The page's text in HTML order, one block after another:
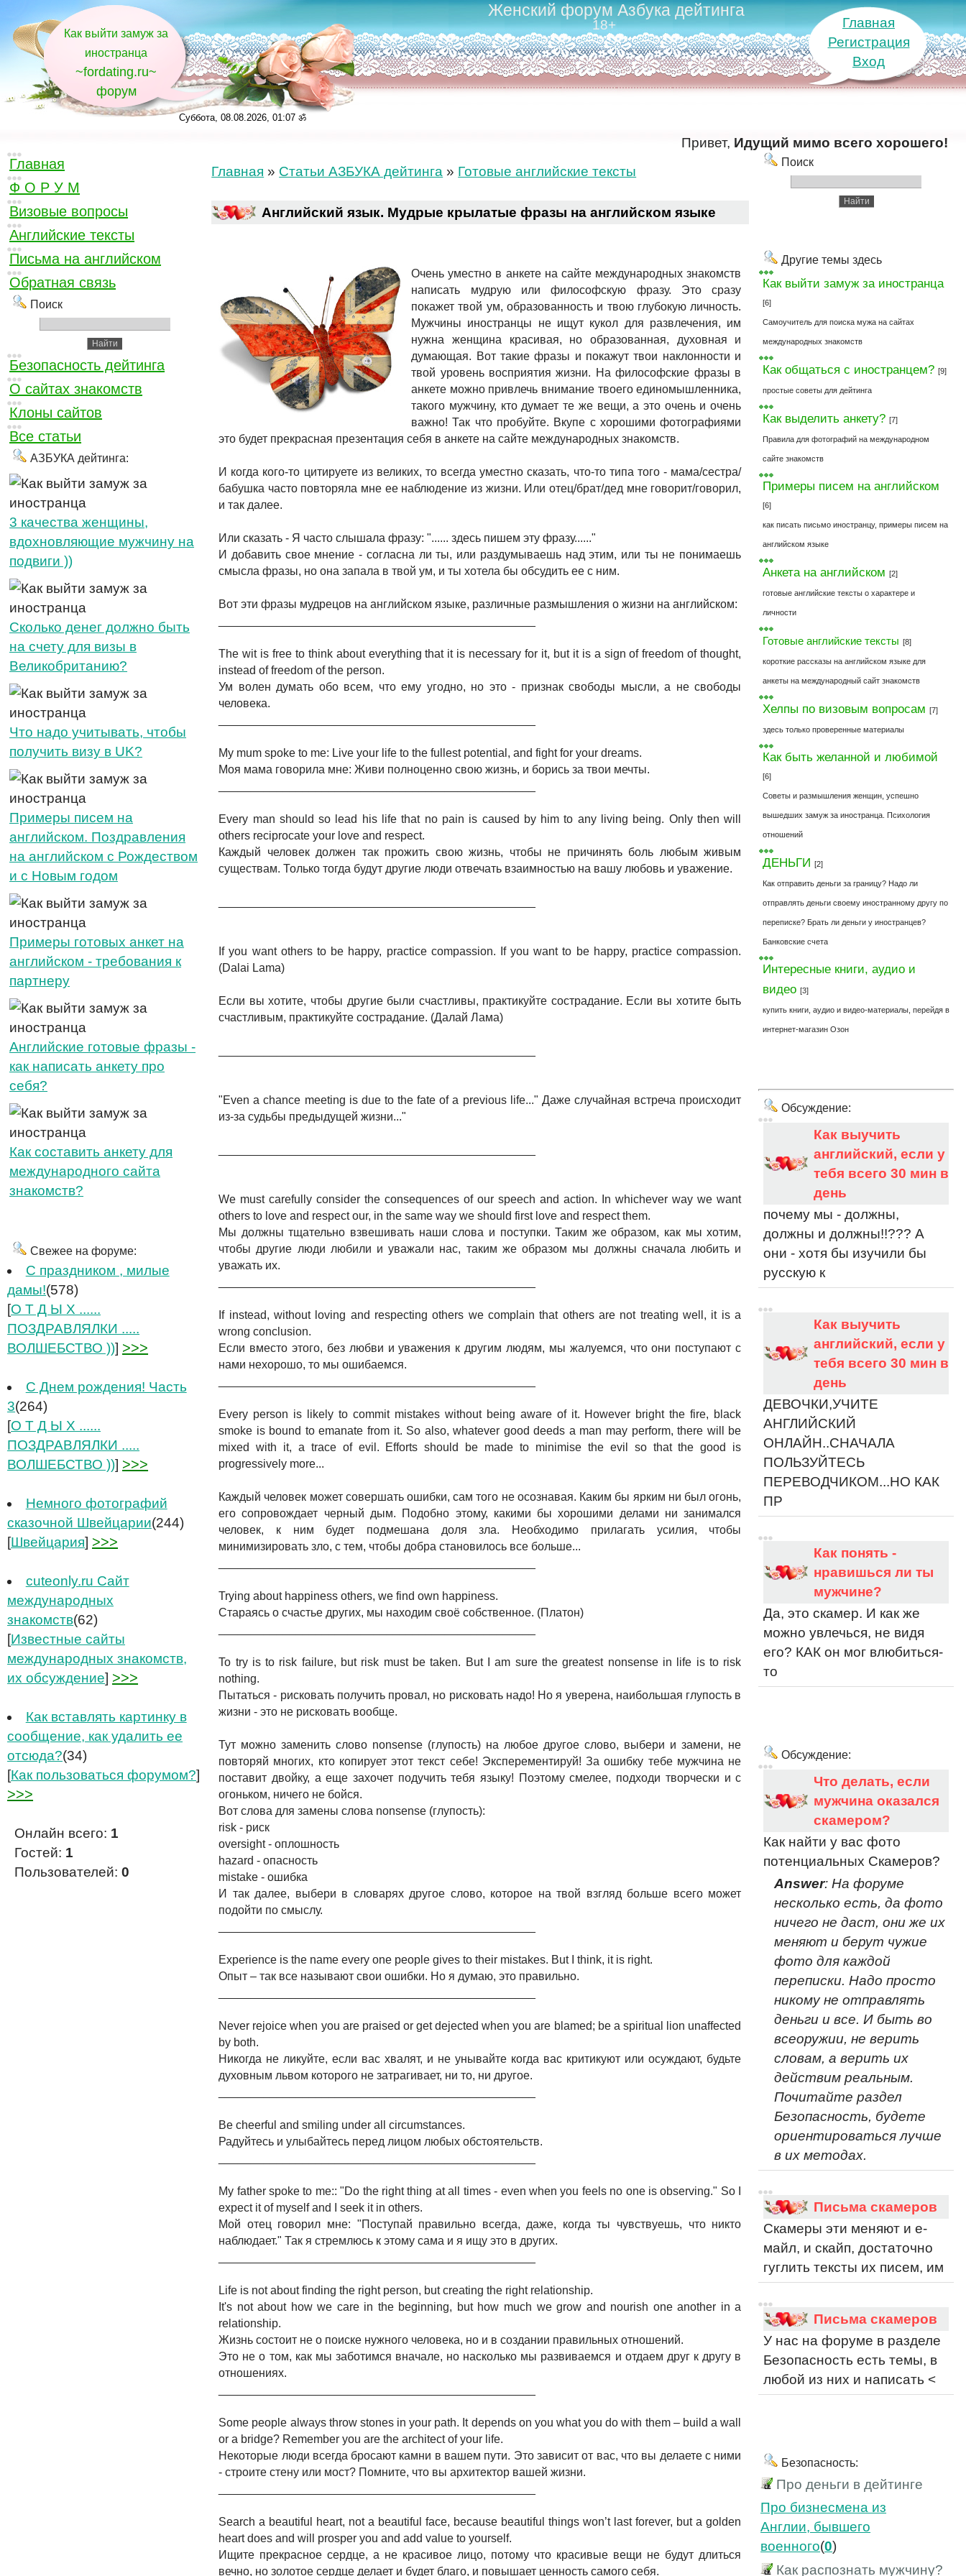
18+
Как выйти замуж за
иностранца
~fordating.ru~
форум
Женский форум Азбука дейтинга
Суббота, 08.08.2026, 01:07 ॐ
Главная
Регистрация
Вход
Привет, Идущий мимо всего хорошего!
Главная
Ф О Р У М
Визовые вопросы
Английские тексты
Письма на английском
Обратная связь
Поиск
Безопасность дейтинга
О сайтах знакомств
Клоны сайтов
Все статьи
АЗБУКА дейтинга:
3 качества женщины,
вдохновляющие мужчину на
подвиги ))
Cколько денег должно быть
на счету для визы в
Великобританию?
Что надо учитывать, чтобы
получить визу в UK?
Примеры писем на
английском. Поздравления
на английском с Рождеством
и с Новым годом
Примеры готовых анкет на
английском - требования к
партнеру
Английские готовые фразы -
как написать анкету про
себя?
Как составить анкету для
международного сайта
знакомств?
Свежее на форуме:
C праздником , милые
дамы!(578)
[О Т Д Ы Х ......
ПОЗДРАВЛЯЛКИ .....
ВОЛШЕБСТВО ))] >>>
С Днем рождения! Часть
3(264)
[О Т Д Ы Х ......
ПОЗДРАВЛЯЛКИ .....
ВОЛШЕБСТВО ))] >>>
Немного фотографий
сказочной Швейцарии(244)
[Швейцария] >>>
cuteonly.ru Сайт
международных
знакомств(62)
[Известные сайты
международных знакомств,
их обсуждение] >>>
Как вставлять картинку в
сообщение, как удалить ее
отсюда?(34)
[Как пользоваться форумом?]
>>>
Онлайн всего: 1
Гостей: 1
Пользователей:0
Главная » Статьи АЗБУКА дейтинга » Готовые английские тексты
Английский язык. Мудрые крылатые фразы на английском языке
Очень уместно в анкете на сайте международных знакомств
написать мудрую или философскую фразу. Это сразу
покажет твой ум, образованность и твою глубокую личность.
Мужчины иностранцы не ищут кукол для развлечения, им
нужна женщина красивая, но образованная, духовная и
думающая. Вот такие фразы и покажут твои наклонности и
твой уровень восприятия жизни. На философские фразы в
анкете можно привлечь внимание твоего единомышленника,
такого мужчину, кто думает те же вещи, а это очень и очень
важно! Так что пробуйте. Вкупе с хорошими фотографиями
это будет прекрасная презентация себя в анкете на сайте международных знакомств.
И когда кого-то цитируете из великих, то всегда уместно сказать, что-то типа того - мама/сестра/
бабушка часто повторяла мне ее наблюдение из жизни. Или отец/брат/дед мне говорит/говорил,
и так далее.
Или сказать - Я часто слышала фразу: "...... здесь пишем эту фразу......"
И добавить свое мнение - согласна ли ты, или раздумываешь над этим, или ты не понимаешь
смысла фразы, но она запала в твой ум, и ты хотела бы обсудить ее с ним.
Вот эти фразы мудрецов на английском языке, различные размышления о жизни на английском:
The wit is free to think about everything that it is necessary for it, but it is a sign of freedom of thought,
instead of freedom of the person.
Ум волен думать обо всем, что ему угодно, но это - признак свободы мысли, а не свободы
человека.
My mum spoke to me: Live your life to the fullest potential, and fight for your dreams.
Моя мама говорила мне: Живи полноценно свою жизнь, и борись за твои мечты.
Every man should so lead his life that no pain is caused by him to any living being. Only then will
others reciprocate your love and respect.
Каждый человек должен так прожить свою жизнь, чтобы не причинять боль любым живым
существам. Только тогда будут другие люди отвечать взаимностью на вашу любовь и уважение.
If you want others to be happy, practice compassion. If you want to be happy, practice compassion.
(Dalai Lama)
Если вы хотите, чтобы другие были счастливы, практикуйте сострадание. Если вы хотите быть
счастливым, практикуйте сострадание. (Далай Лама)
"Even a chance meeting is due to the fate of a previous life..." Даже случайная встреча происходит
из-за судьбы предыдущей жизни..."
We must carefully consider the consequences of our speech and action. In whichever way we want
others to love and respect our, in the same way we should first love and respect them.
Мы должны тщательно взвешивать наши слова и поступки. Таким же образом, как мы хотим,
чтобы другие люди любили и уважали нас, таким же образом мы должны сначала любить и
уважать их.
If instead, without loving and respecting others we complain that others are not treating well, it is a
wrong conclusion.
Если вместо этого, без любви и уважения к другим людям, мы жалуемся, что они поступают с
нами нехорошо, то мы ошибаемся.
Every person is likely to commit mistakes without being aware of it. However bright the fire, black
smoke is bound to emanate from it. So also, whatever good deeds a man may perform, there will be
mixed with it, a trace of evil. Efforts should be made to minimise the evil so that the good is
progressively more...
Каждый человек может совершать ошибки, сам того не осознавая. Каким бы ярким ни был огонь,
его сопровождает черный дым. Подобно этому, какими бы хорошими делами ни занимался
человек, к ним будет подмешана доля зла. Необходимо прилагать усилия, чтобы
минимизировать зло, с тем, чтобы добра становилось все больше...
Trying about happiness others, we find own happiness.
Стараясь о счастье других, мы находим своё собственное. (Платон)
To try is to risk failure, but risk must be taken. But I am sure the greatest nonsense in life is to risk
nothing.
Пытаться - рисковать получить провал, но рисковать надо! Но я уверена, наибольшая глупость в
жизни - это не рисковать вообще.
Тут можно заменить слово nonsense (глупость) на любое другое слово, выбери и замени, не
повторяй многих, кто копирует этот текст себе! Эксперементируй! За ошибку тебе мужчина не
поставит двойку, а еще захочет подучить тебя языку! Поэтому смелее, подходи творчески и с
огоньком, ничего не бойся.
Вот слова для замены слова nonsense (глупость):
risk - риск
oversight - оплошность
hazard - опасность
mistake - ошибка
И так далее, выбери в словарях другое слово, которое на твой взгляд больше всего может
подойти по смыслу.
Experience is the name every one people gives to their mistakes. But I think, it is right.
Опыт – так все называют свои ошибки. Но я думаю, это правильно.
Never rejoice when you are praised or get dejected when you are blamed; be a spiritual lion unaffected
by both.
Никогда не ликуйте, если вас хвалят, и не унывайте когда вас критикуют или осуждают, будьте
духовным львом которого не затрагивает, ни то, ни другое.
Be cheerful and smiling under all circumstances.
Радуйтесь и улыбайтесь перед лицом любых обстоятельств.
My father spoke to me:: "Do the right thing at all times - even when you feels no one is observing." So I
expect it of myself and I seek it in others.
Мой отец говорил мне: "Поступай правильно всегда, даже, когда ты чувствуешь, что никто
наблюдает." Так я стремлюсь к этому сама и я ищу это в других.
Life is not about finding the right person, but creating the right relationship.
It's not about how we care in the beginning, but how much we grow and nourish one another in a
relationship.
Жизнь состоит не о поиске нужного человека, но и в создании правильных отношений.
Это не о том, как мы заботимся вначале, но насколько мы развиваемся и отдаем друг к другу в
отношениях.
Some people always throw stones in your path. It depends on you what you do with them – build a wall
or a bridge? Remember you are the architect of your life.
Некоторые люди всегда бросают камни в вашем пути. Это зависит от вас, что вы делаете с ними
- строите стену или мост? Помните, что вы архитектор вашей жизни.
Search a beautiful heart, not a beautiful face, because beautiful things won’t last forever, but a golden
heart does and will prosper you and add value to yourself.
Ищите прекрасное сердце, а не красивое лицо, потому что красивые вещи не будут длиться
вечно, но золотое сердце делает и будет благо, и повышает ценность самого себя.
Поиск
Другие темы здесь
Как выйти замуж за иностранца
[6]
Самоучитель для поиска мужа на сайтах
международных знакомств
Как общаться с иностранцем? [9]
простые советы для дейтинга
Как выделить анкету? [7]
Правила для фотографий на международном
сайте знакомств
Примеры писем на английском
[6]
как писать письмо иностранцу, примеры писем на
английском языке
Анкета на английском [2]
готовые английские тексты о характере и
личности
Готовые английские тексты [8]
короткие рассказы на английском языке для
анкеты на международный сайт знакомств
Хелпы по визовым вопросам [7]
здесь только проверенные материалы
Как быть желанной и любимой
[6]
Советы и размышления женщин, успешно
вышедших замуж за иностранца. Психология
отношений
ДЕНЬГИ [2]
Как отправить деньги за границу? Надо ли
отправлять деньги своему иностранному другу по
переписке? Брать ли деньги у иностранцев?
Банковские счета
Интересные книги, аудио и
видео [3]
купить книги, аудио и видео-материалы, перейдя в
интернет-магазин Озон
Обсуждение:
Как выучить
английский, если у
тебя всего 30 мин в
день
почему мы - должны,
должны и должны!!??? А
они - хотя бы изучили бы
русскую к
Как выучить
английский, если у
тебя всего 30 мин в
день
ДЕВОЧКИ,УЧИТЕ
АНГЛИЙСКИЙ
ОНЛАЙН..СНАЧАЛА
ПОЛЬЗУЙТЕСЬ
ПЕРЕВОДЧИКОМ...НО КАК
ПР
Как понять -
нравишься ли ты
мужчине?
Да, это скамер. И как же
можно увлечься, не видя
его? КАК он мог влюбиться-
то
Обсуждение:
Что делать, если
мужчина оказался
скамером?
Как найти у вас фото
потенциальных Скамеров?
Answer: На форуме
несколько есть, да фото
ничего не даст, они же их
меняют и берут чужие
фото для каждой
переписки. Надо просто
никому не отправлять
деньги и все. И быть во
всеоружии, не верить
словам, а верить их
действим реальным.
Почитайте раздел
Безопасность, будете
ориентироваться лучше
в их методах.
Письма скамеров
Скамеры эти меняют и е-
майл, и скайп, достаточно
гуглить тексты их писем, им
Письма скамеров
У нас на форуме в разделе
Безопасность есть темы, в
любой из них и написать <
Безопасность:
Про деньги в дейтинге
Про бизнесмена из
Англии, бывшего
военного(0)
Как распознать мужчину?